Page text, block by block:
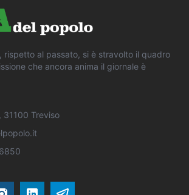
rispetto al passato, si è stravolto il quadro
che ancora anima il giornale è
31100 Treviso